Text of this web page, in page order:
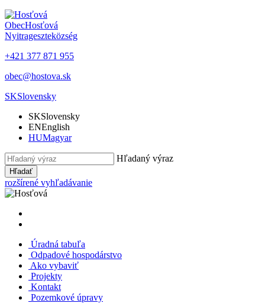
ObecHosťová
Nyitrageszteközség
+421 377 871 955
obec@hostova.sk
SKSlovensky
SKSlovensky
ENEnglish
HUMagyar
Hľadaný výraz
Hľadať
rozšírené vyhľadávanie
Úradná tabuľa
Odpadové hospodárstvo
Ako vybaviť
Projekty
Kontakt
Pozemkové úpravy